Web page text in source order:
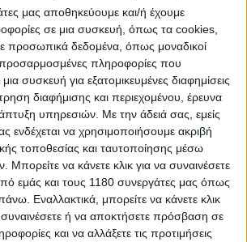
μας αποθηκεύουμε και/ή έχουμε
σε μια συσκευή, όπως τα cookies,
προσωπικά δεδομένα, όπως μοναδικοί
προσαρμοσμένες πληροφορίες που
συσκευή για εξατομικευμένες διαφημίσεις
διαφήμισης και περιεχομένου, έρευνα
υπηρεσιών. Με την άδειά σας, εμείς
ενδέχεται να χρησιμοποιήσουμε ακριβή
τοποθεσίας και ταυτοποίησης μέσω
να κάνετε κλικ για να συναινέσετε
εμάς και τους 1180 συνεργάτες μας όπως
Εναλλακτικά, μπορείτε να κάνετε κλικ
συναινέσετε ή να αποκτήσετε πρόσβαση σε
και να αλλάξετε τις προτιμήσεις
άφησε πίσω του τη δύσκολη στιγμή